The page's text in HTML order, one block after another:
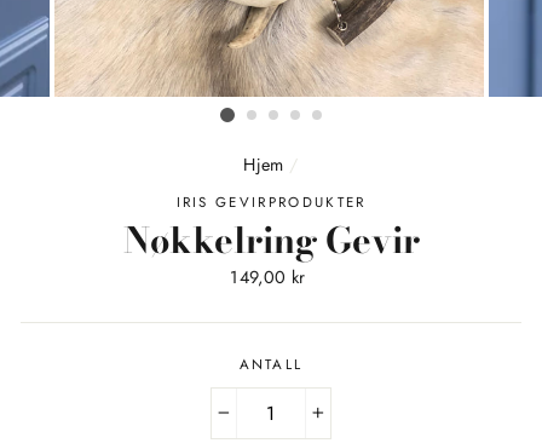
Hjem /
IRIS GEVIRPRODUKTER
Nøkkelring Gevir
Vanlig
149,00 kr
ANTALL